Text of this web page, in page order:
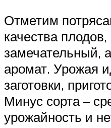
Отметим
качества
замечательный,
аромат. Урожая
заготовки,
Минус сорта –
урожайность и